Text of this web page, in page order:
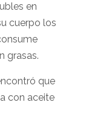
en
cuerpo los
grasas.
que
con aceite